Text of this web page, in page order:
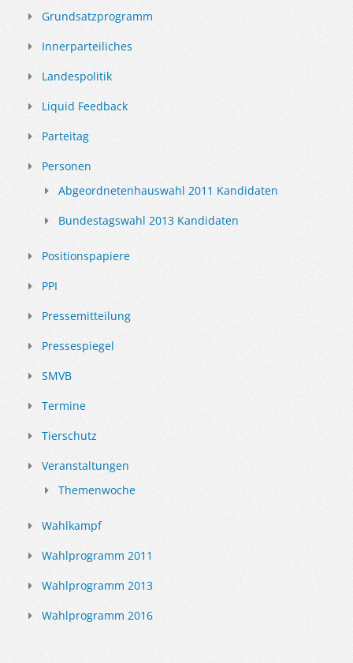
Grundsatzprogramm
Innerparteiliches
Landespolitik
Liquid Feedback
Parteitag
Personen
Abgeordnetenhauswahl 2011 Kandidaten
Bundestagswahl 2013 Kandidaten
Positionspapiere
PPI
Pressemitteilung
Pressespiegel
SMVB
Termine
Tierschutz
Veranstaltungen
Themenwoche
Wahlkampf
Wahlprogramm 2011
Wahlprogramm 2013
Wahlprogramm 2016